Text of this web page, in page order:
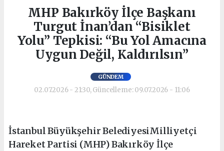
MHP Bakırköy İlçe Başkanı
Turgut İnan’dan “Bisiklet
Yolu” Tepkisi: “Bu Yol Amacına
Uygun Değil, Kaldırılsın”
GÜNDEM
02.07.2026 - 21:30, Güncelleme: 09.07.2026 - 11:06
İstanbul Büyükşehir BelediyesiMilliyetçi
Hareket Partisi (MHP) Bakırköy İlçe